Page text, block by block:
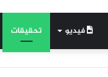
فيديو تحقيقات